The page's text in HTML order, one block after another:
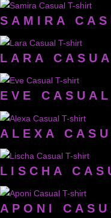
SAMIRA
LARA
EVE
ALEXA
LISCHA
APONI